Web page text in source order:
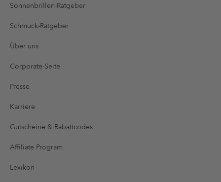
Sonnenbrillen-Ratgeber
Schmuck-Ratgeber
Über uns
Corporate-Seite
Presse
Karriere
Gutscheine & Rabattcodes
Affiliate Program
Lexikon